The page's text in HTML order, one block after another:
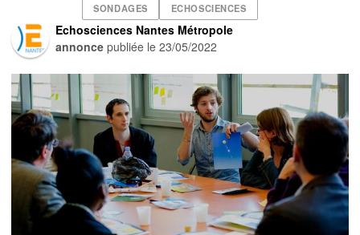
SONDAGES ECHOSCIENCES
Echosciences Nantes Métropole
annonce publiée le23/05/2022